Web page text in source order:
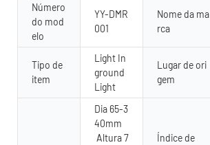
Número
do mod
elo
YY-DMR
001
Nome da ma
rca
Tipo de
item
Light In
ground
Light
Lugar de ori
gem
Dia 65-3
40mm
Altura 7
Índice de